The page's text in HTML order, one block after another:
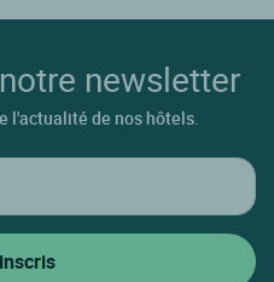
newsletter
l'actualité de nos hôtels.